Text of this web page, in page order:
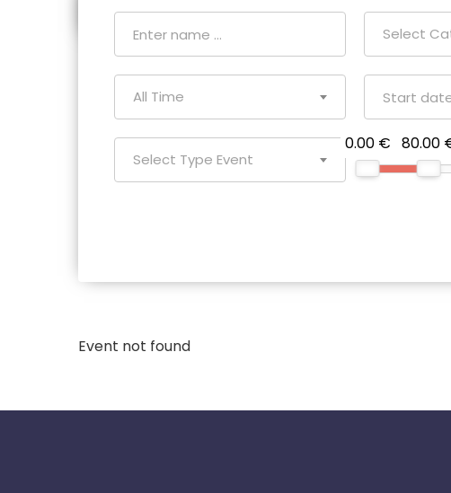
Select
All Time
Select Type Event
0.00 € 80.00
Event not found